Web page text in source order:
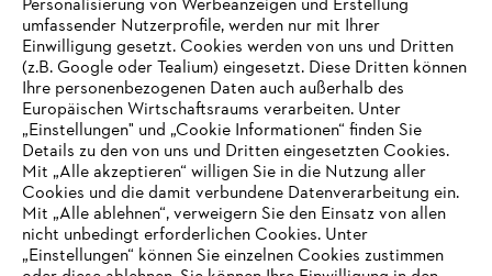
Unternehmen
Online Shop
IHR BROWSER WIRD NICHT
Personalisierung von Werbeanzeigen und Erstellung
umfassender Nutzerprofile, werden nur mit Ihrer
Einwilligung gesetzt. Cookies werden von uns und Dritten
(z.B. Google oder Tealium) eingesetzt. Diese Dritten können
Ihre personenbezogenen Daten auch außerhalb des
Europäischen Wirtschaftsraums verarbeiten. Unter
„Einstellungen" und „Cookie Informationen“ finden Sie
Details zu den von uns und Dritten eingesetzten Cookies.
Mit „Alle akzeptieren“ willigen Sie in die Nutzung aller
Cookies und die damit verbundene Datenverarbeitung ein.
Mit „Alle ablehnen“, verweigern Sie den Einsatz von allen
nicht unbedingt erforderlichen Cookies. Unter
„Einstellungen“ können Sie einzelnen Cookies zustimmen